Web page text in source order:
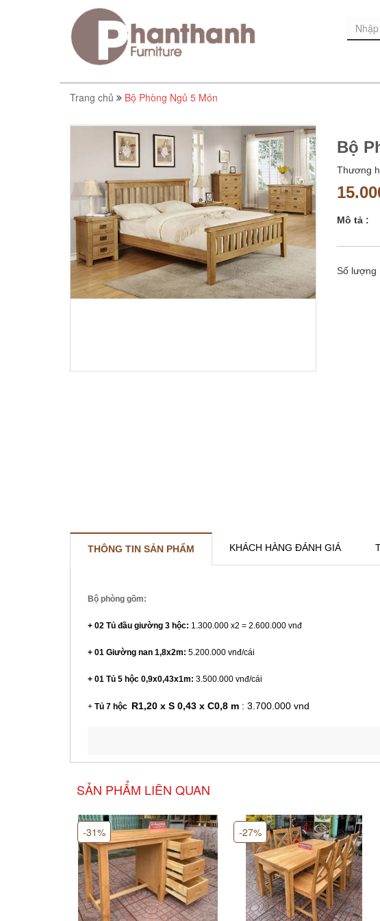
Trang chủ Bộ Phòng Ngủ 5 Món
Bộ
Thương
Mô tả :
Số lượng
THÔNG TIN SẢN PHẨM KHÁCH HÀNG ĐÁNH GIÁ
Bộ phòng gồm:
+ 02 Tủ đầu giường 3 hộc: 1.300.000 x2 = 2.600.000 vnđ
+ 01 Giường nan 1,8x2m: 5.200.000 vnđ/cái
+ 01 Tủ 5 hộc 0,9x0,43x1m: 3.500.000 vnđ/cái
+ Tủ 7 hộc R1,20 x S 0,43 x C0,8 m : 3.700.000 vnd
SẢN PHẨM LIÊN QUAN
-31% -27%